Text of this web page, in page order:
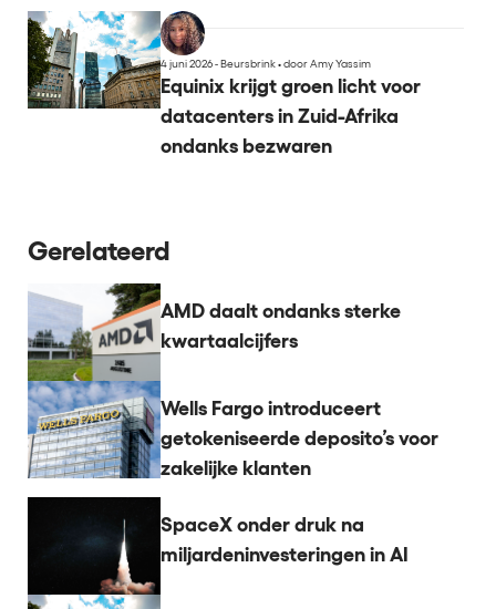
4 juni 2026 - Beursbrink•door Amy Yassim
Equinix krijgt groen licht voor
datacenters in Zuid-Afrika
ondanks bezwaren
Gerelateerd
AMD daalt ondanks sterke
kwartaalcijfers
Wells Fargo introduceert
getokeniseerde deposito’s voor
zakelijke klanten
SpaceX onder druk na
miljardeninvesteringen in AI